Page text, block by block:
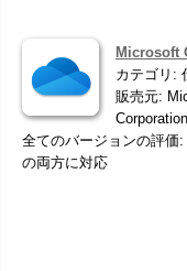
Microsoft
カテゴリ:
販売元:
全てのバージョンの評価:
の両方に対応